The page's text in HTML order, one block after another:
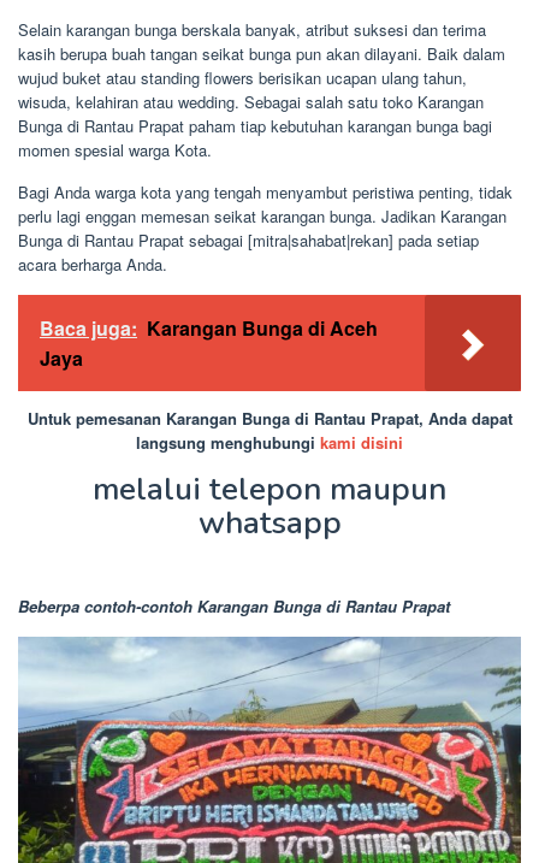
Selain karangan bunga berskala banyak, atribut suksesi dan terima
kasih berupa buah tangan seikat bunga pun akan dilayani. Baik dalam
wujud buket atau standing flowers berisikan ucapan ulang tahun,
wisuda, kelahiran atau wedding. Sebagai salah satu toko Karangan
Bunga di Rantau Prapat paham tiap kebutuhan karangan bunga bagi
momen spesial warga Kota.
Bagi Anda warga kota yang tengah menyambut peristiwa penting, tidak
perlu lagi enggan memesan seikat karangan bunga. Jadikan Karangan
Bunga di Rantau Prapat sebagai [mitra|sahabat|rekan] pada setiap
acara berharga Anda.
Baca juga: Karangan Bunga di Aceh
Jaya
Untuk pemesanan Karangan Bunga di Rantau Prapat, Anda dapat
langsung menghubungi kami disini
melalui telepon maupun
whatsapp
Beberpa contoh-contoh Karangan Bunga di Rantau Prapat